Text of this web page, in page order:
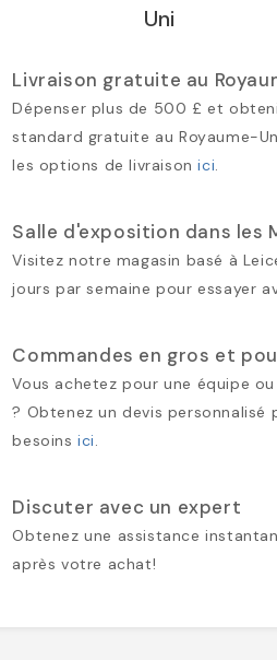
Uni
Livraison gratuite au
Dépenser plus de 500 £ et
standard gratuite au Royaume-
les options de livraisonici.
Salle d'exposition dans les
Visitez notre magasin basé à
jours par semaine pour essayer
Commandes en gros et
Vous achetez pour une équipe
? Obtenez un devis personnalisé
besoinsici.
Discuter avec un expert
Obtenez une assistance
après votre achat!